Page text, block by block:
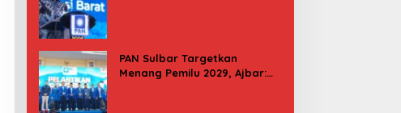
PAN Sulbar Targetkan
Menang Pemilu 2029, Ajbar: